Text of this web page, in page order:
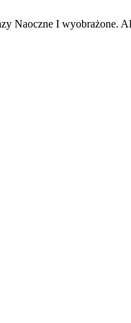
Naoczne I wyobrażone.